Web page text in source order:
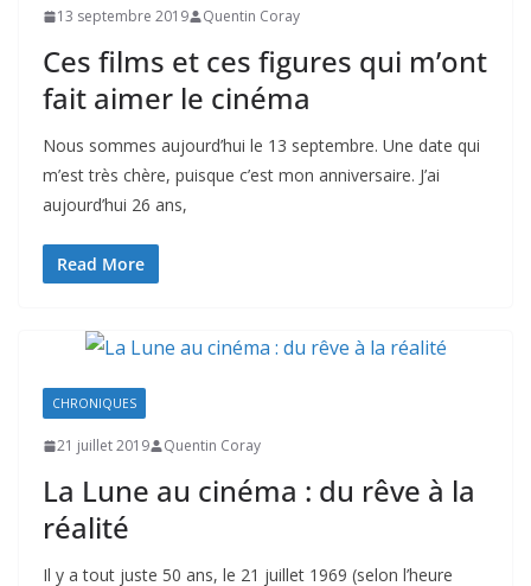
13 septembre 2019 Quentin Coray
Ces films et ces figures qui m’ont
fait aimer le cinéma
Nous sommes aujourd’hui le 13 septembre. Une date qui
m’est très chère, puisque c’est mon anniversaire. J’ai
aujourd’hui 26 ans,
Read More
CHRONIQUES
21 juillet 2019 Quentin Coray
La Lune au cinéma : du rêve à la
réalité
Il y a tout juste 50 ans, le 21 juillet 1969 (selon l’heure